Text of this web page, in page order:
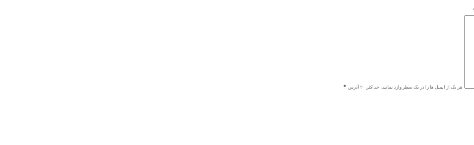
هر یک از ایمیل ها را در یک سطر وارد نمایید، حداکثر ۲۰ آدرس